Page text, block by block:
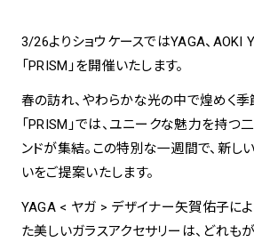
3/26よりショウケースではYAGA、AOKI
「PRISM」を開催いたします。
春の訪れ、やわらかな光の中で煌めく季
「PRISM」では、ユニークな魅力を持つ
ンドが集結。この特別な一週間で、新し
いをご提案いたします。
YAGA < ヤガ > デザイナー矢賀佑子に
た美しいガラスアクセサリーは、どれも